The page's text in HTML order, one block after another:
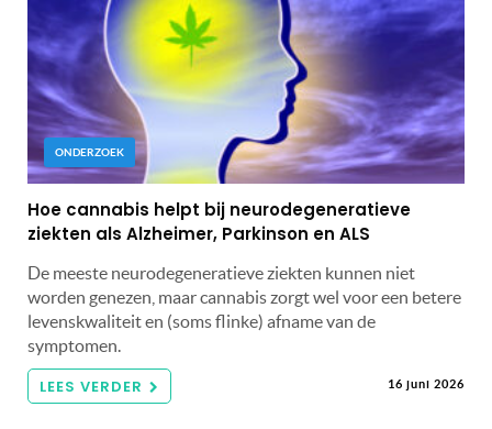
ONDERZOEK
Hoe cannabis helpt bij neurodegeneratieve
ziekten als Alzheimer, Parkinson en ALS
De meeste neurodegeneratieve ziekten kunnen niet
worden genezen, maar cannabis zorgt wel voor een betere
levenskwaliteit en (soms flinke) afname van de
symptomen.
LEES VERDER 16 juni 2026